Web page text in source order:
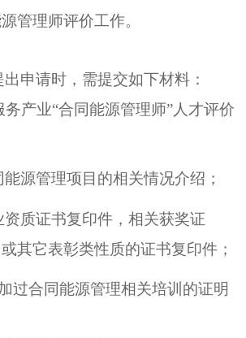
管理师评价工作。
出申请时 ， 需提交如下材料 ：
务产业“合同能源管理师”人才评价
能源管理项目的相关情况介绍 ；
资质证书复印件 ， 相关获奖证
或其它表彰类性质的证书复印件 ；
过合同能源管理相关培训的证明